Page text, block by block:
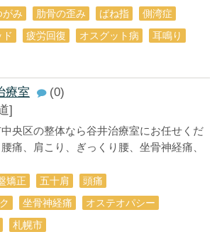
がみ 肋骨の歪み ばね指
側湾症
ド 疲労回復 オスグット病
耳鳴り
療室
(0)
]
央区の整体なら谷井治療室にお任せくだ
痛、肩こり、ぎっくり腰、坐骨神経痛、
矯正 五十肩
頭痛
坐骨神経痛
オステオパシー
札幌市